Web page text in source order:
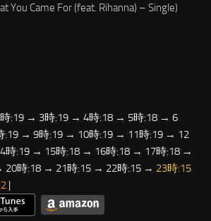
You Came For (feat. Rihanna) – Single)
:19 → 3時:19 → 4時:18 → 5時:18 → 6
:19 → 9時:19 → 10時:19 → 11時:19 → 12
時:19 → 15時:18 → 16時:18 → 17時:18 →
20時:18 → 21時:15 → 22時:15 → 23時:15
|